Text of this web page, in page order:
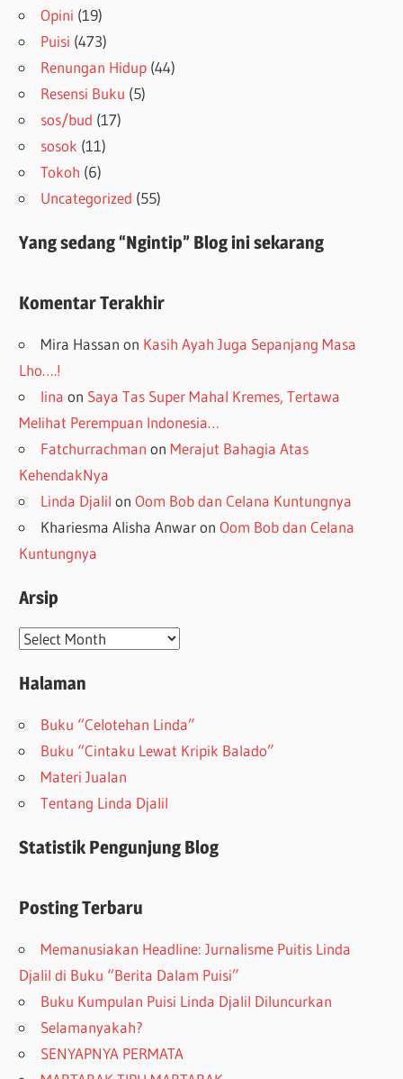
Opini (19)
Puisi (473)
Renungan Hidup (44)
Resensi Buku (5)
sos/bud (17)
sosok (11)
Tokoh (6)
Uncategorized (55)
Yang sedang “Ngintip” Blog ini sekarang
Komentar Terakhir
Mira Hassan on Kasih Ayah Juga Sepanjang Masa
Lho….!
lina on Saya Tas Super Mahal Kremes, Tertawa
Melihat Perempuan Indonesia…
Fatchurrachman on Merajut Bahagia Atas
KehendakNya
Linda Djalil onOom Bob dan Celana Kuntungnya
Khariesma Alisha AnwaronOom Bob dan Celana
Kuntungnya
Arsip
Arsip
Halaman
Buku “Celotehan Linda”
Buku “Cintaku Lewat Kripik Balado”
Materi Jualan
Tentang Linda Djalil
Statistik Pengunjung Blog
Posting Terbaru
Memanusiakan Headline: Jurnalisme Puitis Linda
Djalil di Buku “Berita Dalam Puisi”
Buku Kumpulan Puisi Linda Djalil Diluncurkan
Selamanyakah?
SENYAPNYA PERMATA